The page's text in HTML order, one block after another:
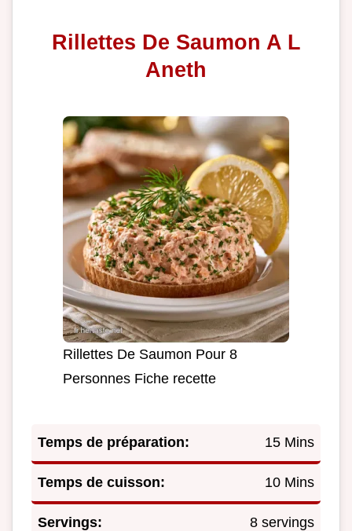
Rillettes De Saumon A L
Aneth
Rillettes De Saumon Pour 8
Personnes Fiche recette
Temps de préparation: 15 Mins
Temps de cuisson: 10 Mins
Servings: 8 servings